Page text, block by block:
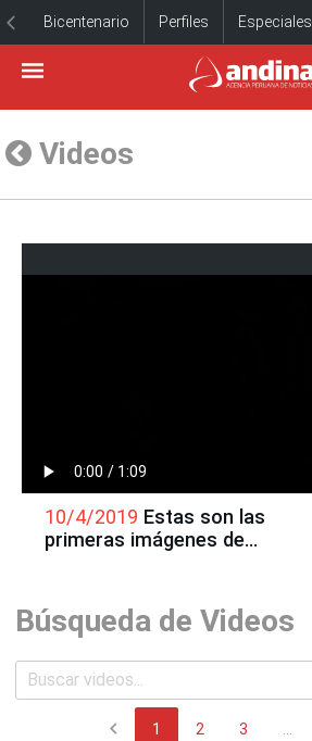
Bicentenario Perfiles Especiales
Videos
10/4/2019 Estas son las
primeras imágenes de
Búsqueda de Videos
chevron_left 1 2 3